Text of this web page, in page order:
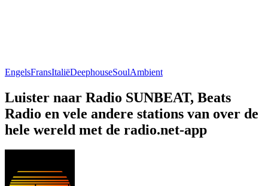
EngelsFransItaliëDeephouseSoulAmbient
Luister naar Radio SUNBEAT, Beats
Radio en vele andere stations van over de
hele wereld met de radio.net-app